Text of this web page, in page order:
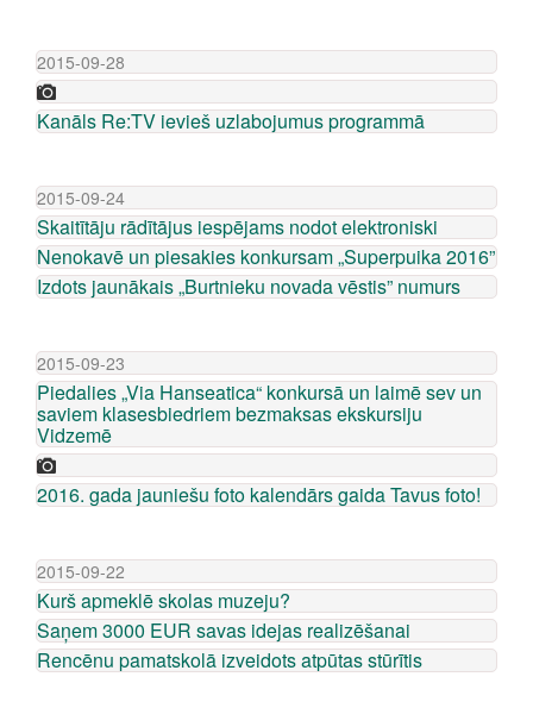
2015-09-28
Kanāls Re:TV ievieš uzlabojumus programmā
2015-09-24
Skaitītāju rādītājus iespējams nodot elektroniski
Nenokavē un piesakies konkursam „Superpuika 2016”
Izdots jaunākais „Burtnieku novada vēstis” numurs
2015-09-23
Piedalies „Via Hanseatica“ konkursā un laimē sev un
saviem klasesbiedriem bezmaksas ekskursiju
Vidzemē
2016. gada jauniešu foto kalendārs gaida Tavus foto!
2015-09-22
Kurš apmeklē skolas muzeju?
Saņem 3000 EUR savas idejas realizēšanai
Rencēnu pamatskolā izveidots atpūtas stūrītis